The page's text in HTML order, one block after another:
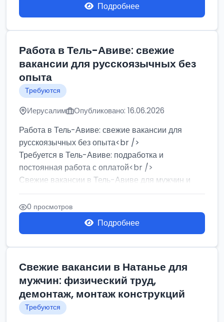
Подробнее
Работа в Тель-Авиве: свежие
вакансии для русскоязычных без
опыта
Требуются
Иерусалим Опубликовано: 16.06.2026
Работа в Тель-Авиве: свежие вакансии для
русскоязычных без опыта<br />
Требуется в Тель-Авиве: подработка и
постоянная работа с оплатой<br />
Свежие вакансии в Тель-Авиве для мужчин и
женщин от хозя...
0 просмотров
Подробнее
Свежие вакансии в Натанье для
мужчин: физический труд,
демонтаж, монтаж конструкций
Требуются